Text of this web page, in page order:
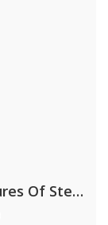
PAWSA & The Adventures Of Stevie V